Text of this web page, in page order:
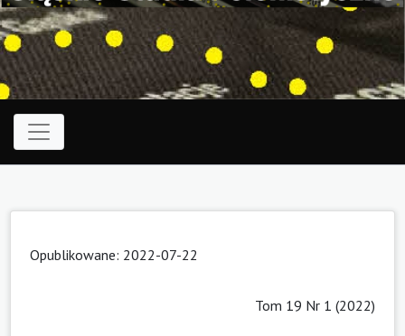
Opublikowane: 2022-07-22
Tom 19 Nr 1 (2022)